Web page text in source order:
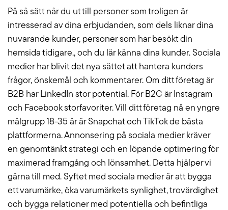
På så sätt når du ut till personer som troligen är
intresserad av dina erbjudanden, som dels liknar dina
nuvarande kunder, personer som har besökt din
hemsida tidigare., och du lär känna dina kunder. Sociala
medier har blivit det nya sättet att hantera kunders
frågor, önskemål och kommentarer. Om ditt företag är
B2B har LinkedIn stor potential. För B2C är Instagram
och Facebook storfavoriter. Vill ditt företag nå en yngre
målgrupp 18-35 år är Snapchat och TikTok de bästa
plattformerna. Annonsering på sociala medier kräver
en genomtänkt strategi och en löpande optimering för
maximerad framgång och lönsamhet. Detta hjälper vi
gärna till med. Syftet med sociala medier är att bygga
ett varumärke, öka varumärkets synlighet, trovärdighet
och bygga relationer med potentiella och befintliga